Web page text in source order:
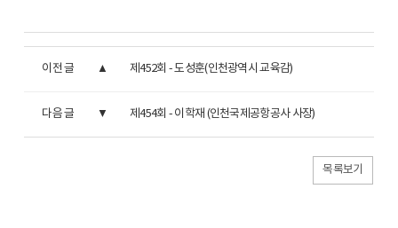
이전 글 제452회 - 도성훈(인천광역시 교육감)
다음 글 제454회 - 이학재 (인천국제공항공사 사장)
목록보기